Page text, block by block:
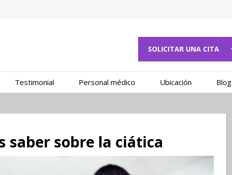
SOLICITAR UNA CITA
Testimonial Personal médico Ubicación Blog
saber sobre la ciática